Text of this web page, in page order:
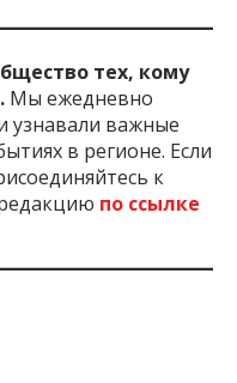
тех, кому
Мы ежедневно
узнавали важные
в регионе. Если
к
по ссылке